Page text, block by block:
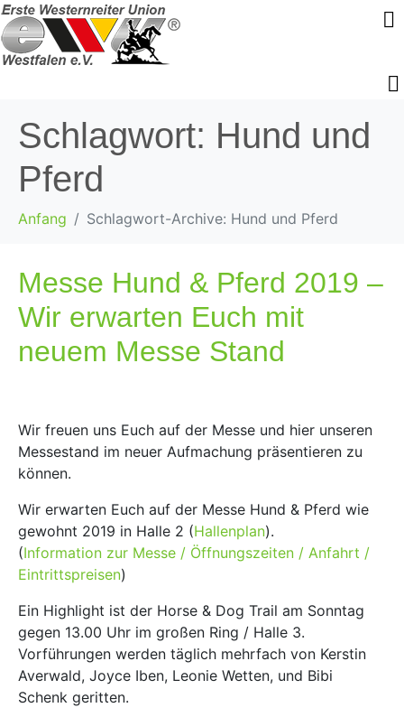
Schlagwort: Hund und
Pferd
Anfang Schlagwort-Archive: Hund und Pferd
Messe Hund & Pferd 2019 –
Wir erwarten Euch mit
neuem Messe Stand
Wir freuen uns Euch auf der Messe und hier unseren
Messestand im neuer Aufmachung präsentieren zu
können.
Wir erwarten Euch auf der Messe Hund & Pferd wie
gewohnt 2019 in Halle 2 (Hallenplan).
(Information zur Messe / Öffnungszeiten / Anfahrt /
Eintrittspreisen)
Ein Highlight ist der Horse & Dog Trail am Sonntag
gegen 13.00 Uhr im großen Ring / Halle 3.
Vorführungen werden täglich mehrfach von Kerstin
Averwald, Joyce Iben, Leonie Wetten, und Bibi
Schenk geritten.